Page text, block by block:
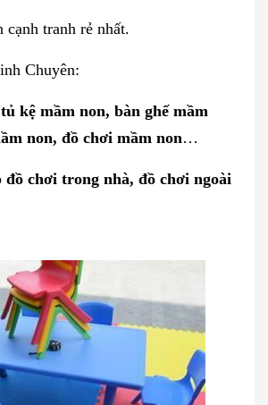
cạnh tranh rẻ nhất.
Chuyên:
tủ kệ mầm non, bàn ghế mầm
non, đồ chơi mầm non…
đồ chơi trong nhà, đồ chơi ngoài